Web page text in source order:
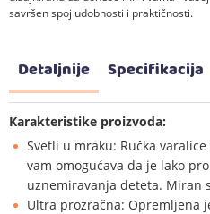
savršen spoj udobnosti i praktičnosti.
Detaljnije Specifikacija
Karakteristike proizvoda:
Svetli u mraku: Ručka
vam omogućava da je lako
uznemiravanja deteta. Miran
Ultra prozračna: Opremljena